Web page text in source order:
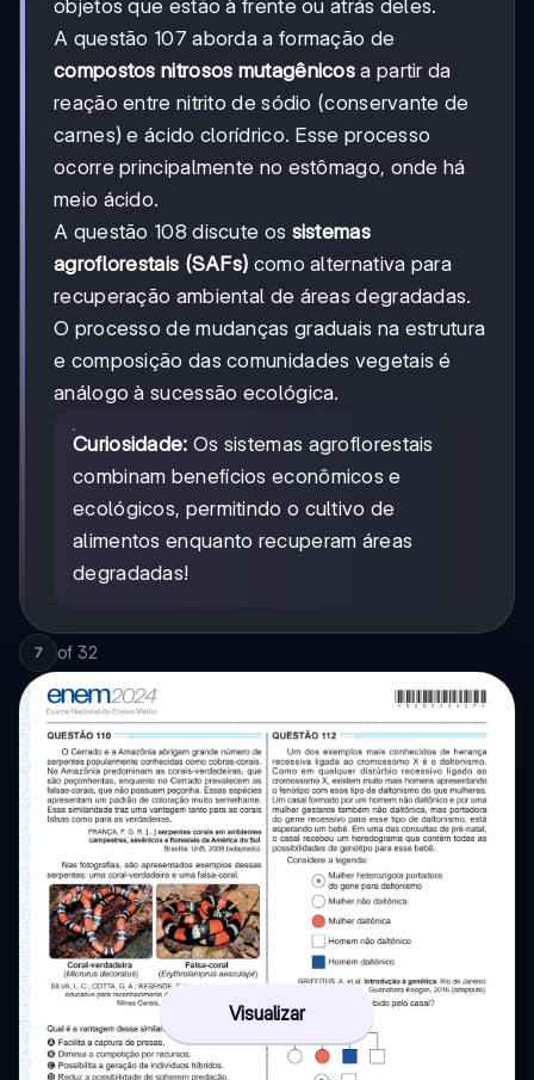
objetos que estão à frente ou atrás deles.
A questão 107 aborda a formação de
compostos nitrosos mutagênicos a partir da
reação entre nitrito de sódio (conservante de
carnes) e ácido clorídrico. Esse processo
ocorre principalmente no estômago, onde há
meio ácido.
A questão 108 discute os sistemas
agroflorestais (SAFs) como alternativa para
recuperação ambiental de áreas degradadas.
O processo de mudanças graduais na estrutura
e composição das comunidades vegetais é
análogo à sucessão ecológica.
Curiosidade: Os sistemas agroflorestais
combinam benefícios econômicos e
ecológicos, permitindo o cultivo de
alimentos enquanto recuperam áreas
degradadas!
7 of 32
Visualizar